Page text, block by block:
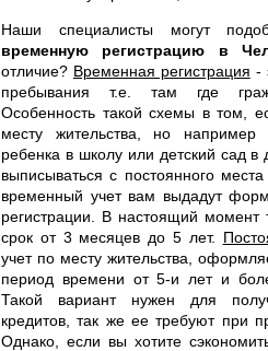
Наши специалисты могут
временную регистрацию в
отличие? Временная регистрация -
пребывания т.е. там где
Особенность такой схемы в том,
месту жительства, но например
ребенка в школу или детский сад
выписываться с постоянного
временный учет вам выдадут
регистрации. В настоящий
срок от 3 месяцев до 5 лет.
учет по месту жительства,
период времени от 5-и лет и
Такой вариант нужен для
кредитов, так же ее требуют при
Однако, если вы хотите